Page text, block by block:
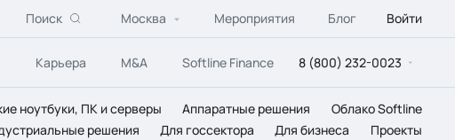
Поиск Москва Мероприятия Блог Войти
Карьера M&A Softline Finance 8 (800) 232-0023
ноутбуки, ПК и серверы Аппаратные решения
Облако Softline
решения Для госсектора Для бизнеса Проекты